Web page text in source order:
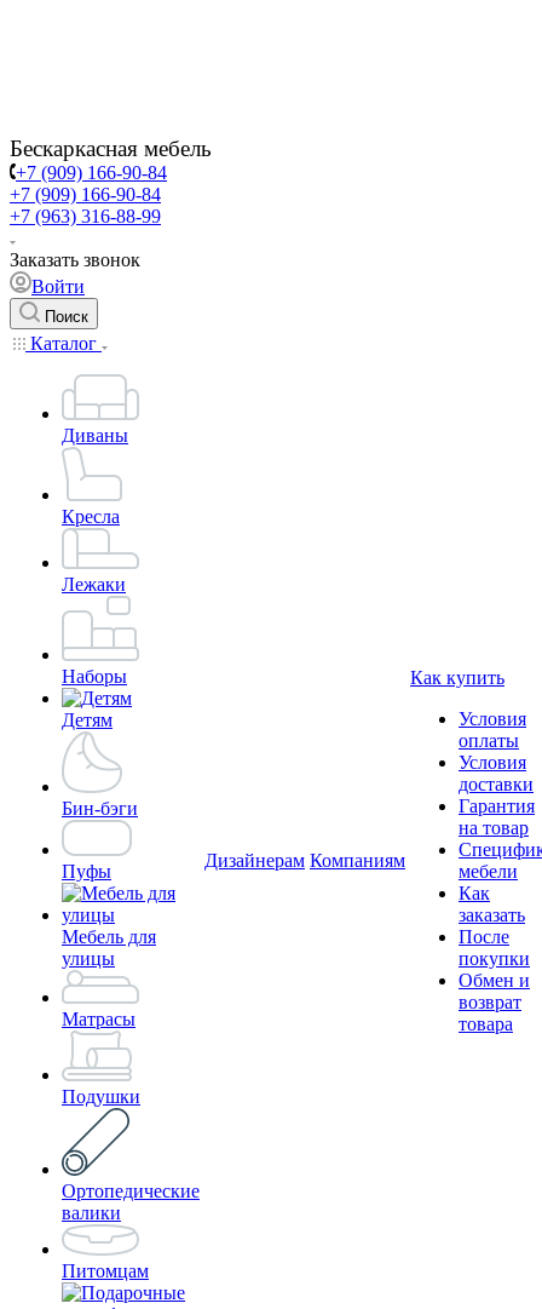
Бескаркасная мебель
+7 (909) 166-90-84
+7 (909) 166-90-84
+7 (963) 316-88-99
Заказать звонок
Войти
Поиск
Каталог
Диваны
Кресла
Лежаки
Наборы
Детям
Бин-бэги
Пуфы
Мебель для
улицы
Матрасы
Подушки
Ортопедические
валики
Питомцам
Дизайнерам Компаниям
Как купить
Условия
оплаты
Условия
доставки
Гарантия
на товар
мебели
Как
заказать
После
покупки
Обмен и
возврат
товара